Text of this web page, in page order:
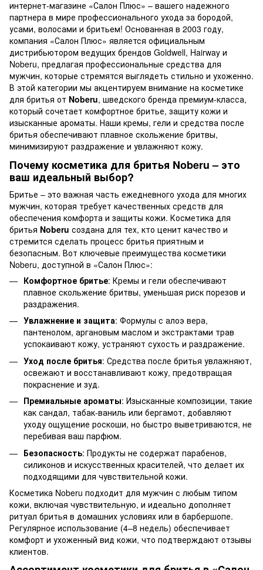
интернет-магазине «Салон Плюс» – вашего надежного
партнера в мире профессионального ухода за бородой,
усами, волосами и бритьем! Основанная в 2003 году,
компания «Салон Плюс» является официальным
дистрибьютором ведущих брендов Goldwell, Hairway и
Noberu, предлагая профессиональные средства для
мужчин, которые стремятся выглядеть стильно и ухоженно.
В этой категории мы акцентируем внимание на косметике
для бритья от Noberu, шведского бренда премиум-класса,
который сочетает комфортное бритье, защиту кожи и
изысканные ароматы. Наши кремы, гели и средства после
бритья обеспечивают плавное скольжение бритвы,
минимизируют раздражение и увлажняют кожу.
Почему косметика для бритья Noberu – это
ваш идеальный выбор?
Бритье – это важная часть ежедневного ухода для многих
мужчин, которая требует качественных средств для
обеспечения комфорта и защиты кожи. Косметика для
бритья Noberu создана для тех, кто ценит качество и
стремится сделать процесс бритья приятным и
безопасным. Вот ключевые преимущества косметики
Noberu, доступной в «Салон Плюс»:
Комфортное бритье: Кремы и гели обеспечивают
плавное скольжение бритвы, уменьшая риск порезов и
раздражения.
Увлажнение и защита: Формулы с алоэ вера,
пантенолом, аргановым маслом и экстрактами трав
успокаивают кожу, устраняют сухость и раздражение.
Уход после бритья: Средства после бритья увлажняют,
освежают и восстанавливают кожу, предотвращая
покраснение и зуд.
Премиальные ароматы: Изысканные композиции, такие
как сандал, табак-ваниль или бергамот, добавляют
уходу ощущение роскоши, но быстро выветриваются, не
перебивая ваш парфюм.
Безопасность: Продукты не содержат парабенов,
силиконов и искусственных красителей, что делает их
подходящими для чувствительной кожи.
Косметика Noberu подходит для мужчин с любым типом
кожи, включая чувствительную, и идеально дополняет
ритуал бритья в домашних условиях или в барбершопе.
Регулярное использование (4–8 недель) обеспечивает
комфорт и ухоженный вид кожи, что подтверждают отзывы
клиентов.